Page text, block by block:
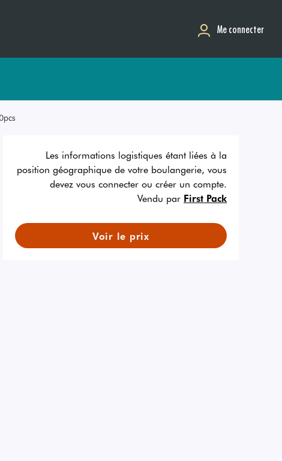
Me connecter
Les informations logistiques étant liées à la
position géographique de votre boulangerie, vous
devez vous connecter ou créer un compte.
Vendu par First Pack
Voir le prix